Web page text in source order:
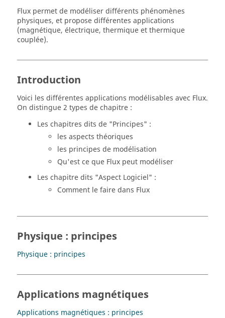
Flux permet de modéliser différents phénomènes
physiques, et propose différentes applications
(magnétique, électrique, thermique et thermique
couplée).
Introduction
Voici les différentes applications modélisables avec Flux.
On distingue 2 types de chapitre :
Les chapitres dits de "Principes" :
les aspects théoriques
les principes de modélisation
Qu'est ce que Flux peut modéliser
Les chapitre dits "Aspect Logiciel" :
Comment le faire dans Flux
Physique : principes
Physique : principes
Applications magnétiques
Applications magnétiques : principes